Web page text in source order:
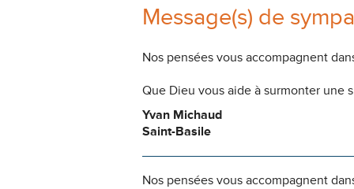
Message(s) de
Nos pensées vous accompagnent
Que Dieu vous aide à surmonter une
Yvan Michaud
Saint-Basile
Nos pensées vous accompagnent